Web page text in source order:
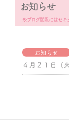
お知らせ
※ブログ閲覧にはセキ
お知らせ
４月２１日（